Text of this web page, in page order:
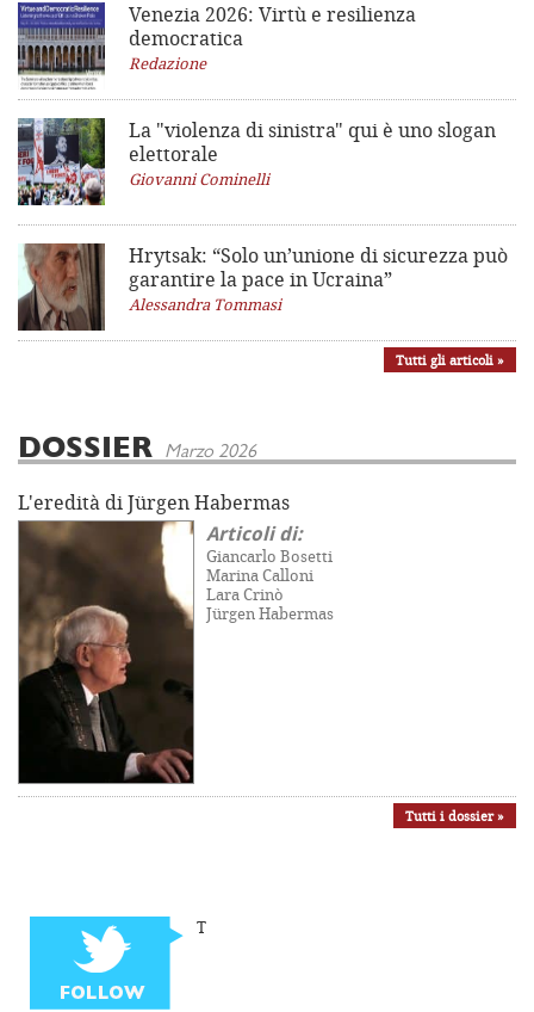
Venezia 2026: Virtù e resilienza
democratica
Redazione
La "violenza di sinistra" qui è uno slogan
elettorale
Giovanni Cominelli
Hrytsak: “Solo un’unione di sicurezza può
garantire la pace in Ucraina”
Alessandra Tommasi
Tutti gli articoli »
DOSSIER Marzo 2026
L'eredità di Jürgen Habermas
Articoli di:
Giancarlo Bosetti
Marina Calloni
Lara Crinò
Jürgen Habermas
Tutti i dossier »
T